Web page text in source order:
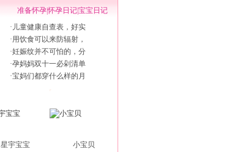
准备怀孕|怀孕日记|宝宝日记
· 儿童健康自查表，好实
·用饮食可以来防辐射，
·妊娠纹并不可怕的，分
·孕妈妈双十一必剁清单
·宝妈们都穿什么样的月
星宇宝宝 小宝贝